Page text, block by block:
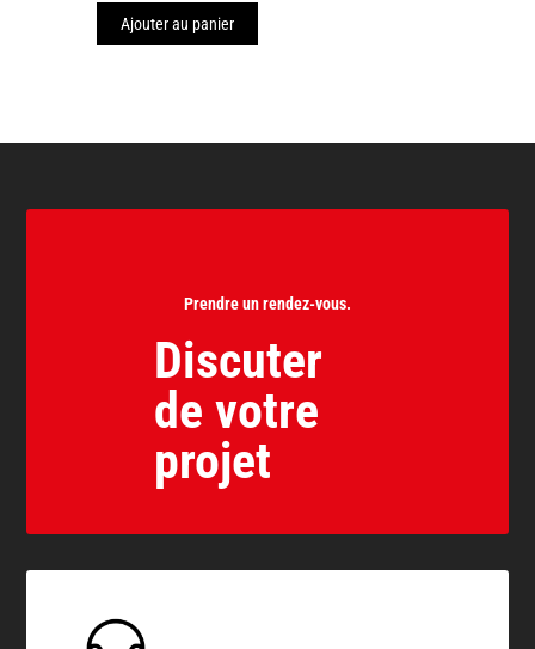
36,00€
Ajouter au panier
Prendre un rendez-vous.
Discuter
de votre
projet